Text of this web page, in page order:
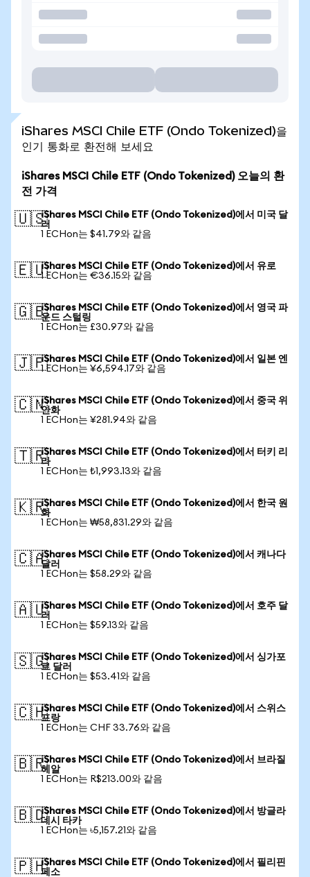
iShares MSCI Chile ETF (Ondo Tokenized)을
인기 통화로 환전해 보세요
iShares MSCI Chile ETF (Ondo Tokenized) 오늘의 환
전 가격
🇺🇸iShares MSCI Chile ETF (Ondo Tokenized)에서 미국 달
러
1 ECHon는 $41.79와 같음
🇪🇺iShares MSCI Chile ETF (Ondo Tokenized)에서 유로
1 ECHon는 €36.15와 같음
🇬🇧iShares MSCI Chile ETF (Ondo Tokenized)에서 영국 파
운드 스털링
1 ECHon는 £30.97와 같음
🇯🇵iShares MSCI Chile ETF (Ondo Tokenized)에서 일본 엔
1 ECHon는 ¥6,594.17와 같음
🇨🇳iShares MSCI Chile ETF (Ondo Tokenized)에서 중국 위
안화
1 ECHon는 ¥281.94와 같음
🇹🇷iShares MSCI Chile ETF (Ondo Tokenized)에서 터키 리
라
1 ECHon는 ₺1,993.13와 같음
🇰🇷iShares MSCI Chile ETF (Ondo Tokenized)에서 한국 원
화
1 ECHon는 ₩58,831.29와 같음
🇨🇦iShares MSCI Chile ETF (Ondo Tokenized)에서 캐나다
달러
1 ECHon는 $58.29와 같음
🇦🇺iShares MSCI Chile ETF (Ondo Tokenized)에서 호주 달
러
1 ECHon는 $59.13와 같음
🇸🇬iShares MSCI Chile ETF (Ondo Tokenized)에서 싱가포
르 달러
1 ECHon는 $53.41와 같음
🇨🇭iShares MSCI Chile ETF (Ondo Tokenized)에서 스위스
프랑
1 ECHon는 CHF 33.76와 같음
🇧🇷iShares MSCI Chile ETF (Ondo Tokenized)에서 브라질
헤알
1 ECHon는 R$213.00와 같음
🇧🇩iShares MSCI Chile ETF (Ondo Tokenized)에서 방글라
데시 타카
1 ECHon는 ৳5,157.21와 같음
🇵🇭iShares MSCI Chile ETF (Ondo Tokenized)에서 필리핀
페소